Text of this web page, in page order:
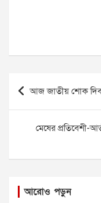
Post
navigation
আজ জাতীয় শোক
মেষের প্রতিবেশী-
আরোও পড়ুন